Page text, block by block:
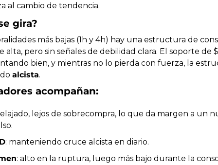
al cambio de tendencia.
gira?
más bajas (1h y 4h) hay una estructura de
alta, pero sin señales de debilidad clara. El soporte de
bien, y mientras no lo pierda con fuerza, la
alcista.
acompañan:
lejos de sobrecompra, lo que da margen a un
: manteniendo cruce alcista en diario.
: alto en la ruptura, luego más bajo durante la